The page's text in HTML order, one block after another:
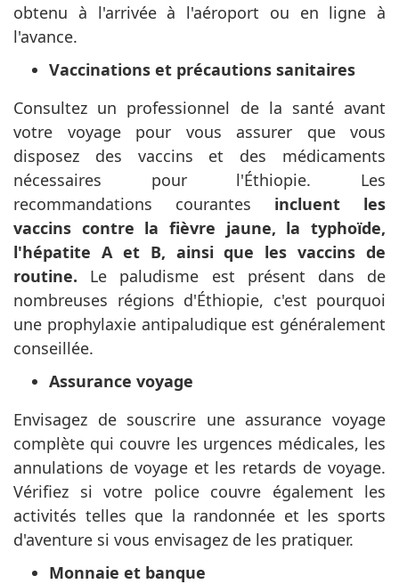
obtenu à l'arrivée à l'aéroport ou en ligne à
l'avance.
Vaccinations et précautions sanitaires
Consultez un professionnel de la santé avant
votre voyage pour vous assurer que vous
disposez des vaccins et des médicaments
nécessaires pour l'Éthiopie. Les
recommandations courantes incluent les
vaccins contre la fièvre jaune, la typhoïde,
l'hépatite A et B, ainsi que les vaccins de
routine. Le paludisme est présent dans de
nombreuses régions d'Éthiopie, c'est pourquoi
une prophylaxie antipaludique est généralement
conseillée.
Assurance voyage
Envisagez de souscrire une assurance voyage
complète qui couvre les urgences médicales, les
annulations de voyage et les retards de voyage.
Vérifiez si votre police couvre également les
activités telles que la randonnée et les sports
d'aventure si vous envisagez de les pratiquer.
Monnaie et banque